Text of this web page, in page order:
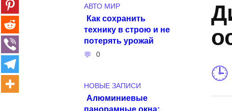
АВТО МИР
Как сохранить
технику в строю и не
потерять урожай
0
НОВЫЕ ЗАПИСИ
Алюминиевые
панорамные окна: